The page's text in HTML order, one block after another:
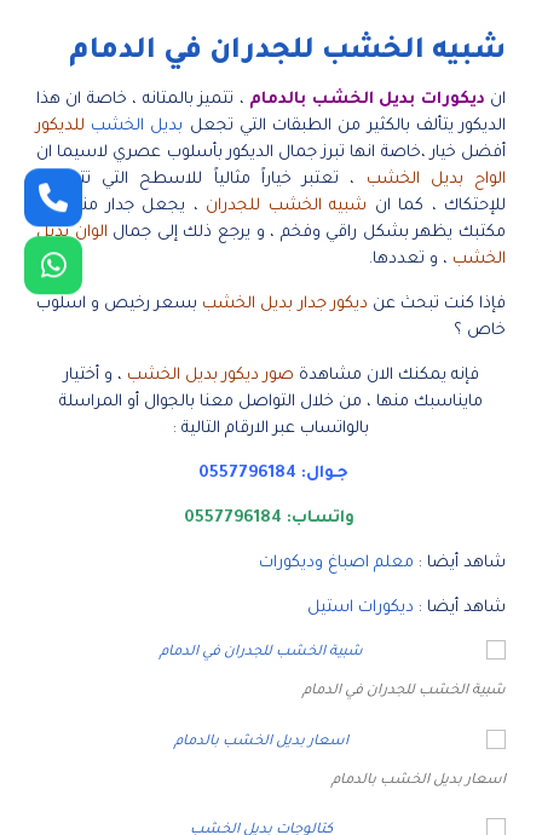
شبيه الخشب للجدران في الدمام
ان ديكورات بديل الخشب بالدمام ، تتميز بالمتانه ، خاصة ان هذا
الديكور يتألف بالكثير من الطبقات التي تجعل بديل الخشب للديكور
أفضل خيار ،خاصة انها تبرز جمال الديكور بأسلوب عصري لاسيما ان
الواح بديل الخشب ، تعتبر خياراً مثالياً للاسطح التي تتعرض
للإحتكاك ، كما ان شبيه الخشب للجدران ، يجعل جدار منزلك او
مكتبك يظهر بشكل راقي وفخم ، و يرجع ذلك إلى جمال الوان بديل
الخشب ، و تعددها.
فإذا كنت تبحث عن ديكور جدار بديل الخشب بسعر رخيص و اسلوب
خاص ؟
فإنه يمكنك الان مشاهدة صور ديكور بديل الخشب ، و أختيار
مايناسبك منها ، من خلال التواصل معنا بالجوال أو المراسلة
بالواتساب عبر الارقام التالية :
جـوال: 0557796184
واتساب: 0557796184
شاهد أيضا : معلم اصباغ وديكورات
شاهد أيضا : ديكورات استيل
شبية الخشب للجدران في الدمام
اسعار بديل الخشب بالدمام